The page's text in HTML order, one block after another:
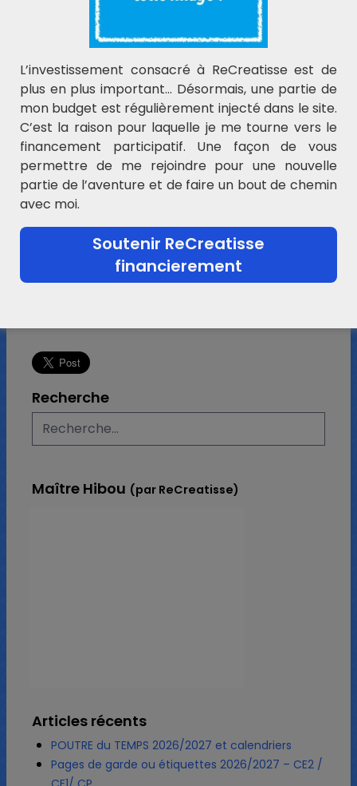
travailler en s’amusant !
Super Yonis , faire 40 opérations en jouant
tu vas devenir très fort en calcul .J’espère
que tu as délivré tous les personnages
Répondre
Boularotdit :
18 septembre 2013 à 18 h 27 min
Tous sauf un !!! oui il y a des pièges,
il était dans les( + )et soudain des(
Recherche
Maître Hibou (par ReCreatisse)
Articles récents
POUTRE du TEMPS 2026/2027 et calendriers
Pages de garde ou étiquettes 2026/2027 – CE2 /
L’investissement consacré à ReCreatisse est de
plus en plus important… Désormais, une partie de
mon budget est régulièrement injecté dans le site.
C’est la raison pour laquelle je me tourne vers le
financement participatif. Une façon de vous
permettre de me rejoindre pour une nouvelle
partie de l’aventure et de faire un bout de chemin
avec moi.
Soutenir ReCreatisse
financierement